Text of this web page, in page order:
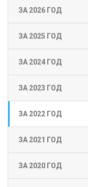
ЗА 2026 ГОД
ЗА 2025 ГОД
ЗА 2024 ГОД
ЗА 2023 ГОД
ЗА 2022 ГОД
ЗА 2021 ГОД
ЗА 2020 ГОД